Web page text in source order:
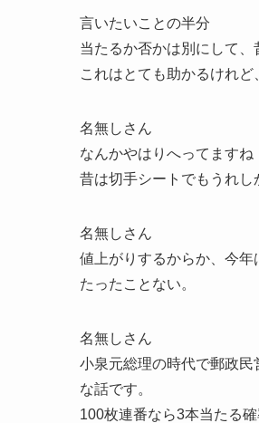
言いたいことの半分
当たるか否かは別にして、
これはとても助かるけれ
名無しさん
なんかやはりへってますね
昔は切手シートでもうれ
名無しさん
値上がりするからか、今
たったことない。
名無しさん
小泉元総理の時代で郵政
な話です。
100枚連番なら3本当たる